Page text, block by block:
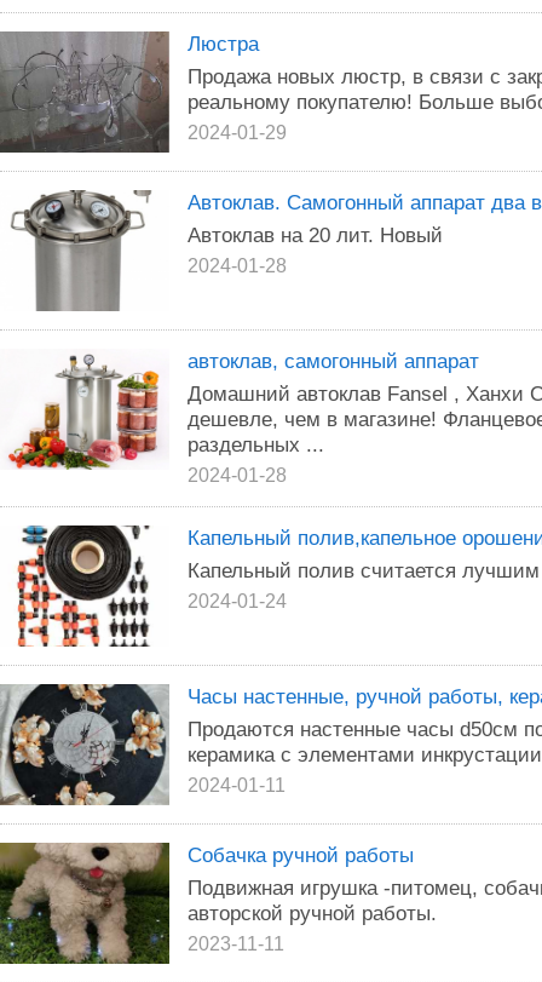
Люстра
Продажа новых люстр, в связи с
реальному покупателю! Больше
2024-01-29
Автоклав. Самогонный аппарат два
Автоклав на 20 лит. Новый
2024-01-28
автоклав, самогонный аппарат
Домашний автоклав Fansel , Ханхи
дешевле, чем в магазине!
раздельных ...
2024-01-28
Капельный полив,капельное
Капельный полив считается
2024-01-24
Часы настенные, ручной работы,
Продаются настенные часы d50см
керамика с элементами
2024-01-11
Собачка ручной работы
Подвижная игрушка -питомец,
авторской ручной работы.
2023-11-11